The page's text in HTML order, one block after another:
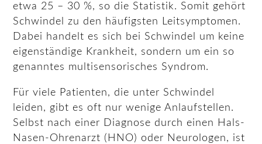
etwa 25 – 30 %, so die Statistik. Somit gehört
Schwindel zu den häufigsten Leitsymptomen.
Dabei handelt es sich bei Schwindel um keine
eigenständige Krankheit, sondern um ein so
genanntes multisensorisches Syndrom.
Für viele Patienten, die unter Schwindel
leiden, gibt es oft nur wenige Anlaufstellen.
Selbst nach einer Diagnose durch einen Hals-
Nasen-Ohrenarzt (HNO) oder Neurologen, ist